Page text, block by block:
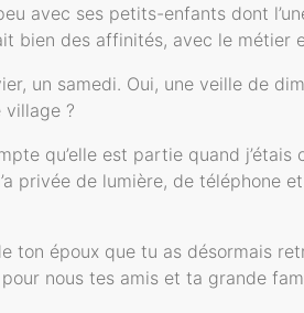
avec ses petits-enfants dont
bien des affinités, avec le métier
un samedi. Oui, une veille de
village ?
qu’elle est partie quand
privée de lumière, de téléphone
ton époux que tu as désormais
nous tes amis et ta grande